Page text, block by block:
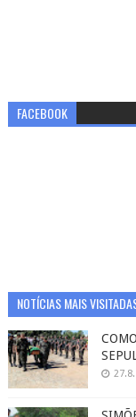
FACEBOOK
NOTÍCIAS MAIS